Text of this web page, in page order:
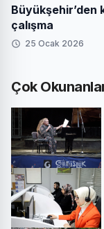
Büyükşehir’den
çalışma
25 Ocak 2026
Çok